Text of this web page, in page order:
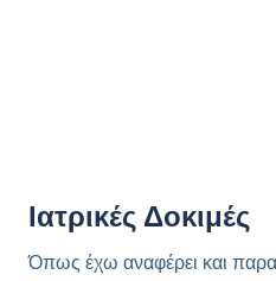
Ιατρικές Δοκιμές
Όπως έχω αναφέρει και